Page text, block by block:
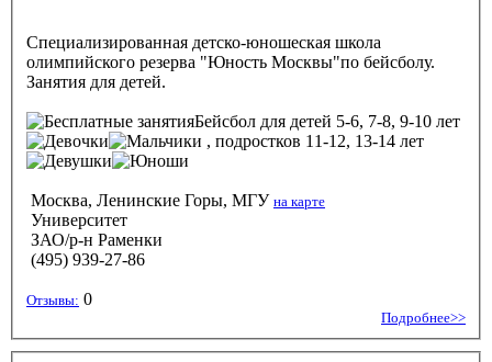
Специализированная детско-юношеская школа
олимпийского резерва "Юность Москвы"по бейсболу.
Занятия для детей.
Бейсбол для детей 5-6, 7-8, 9-10 лет
, подростков 11-12, 13-14 лет
Москва, Ленинские Горы, МГУ на карте
Университет
ЗАО/р-н Раменки
(495) 939-27-86
Отзывы: 0
Подробнее>>